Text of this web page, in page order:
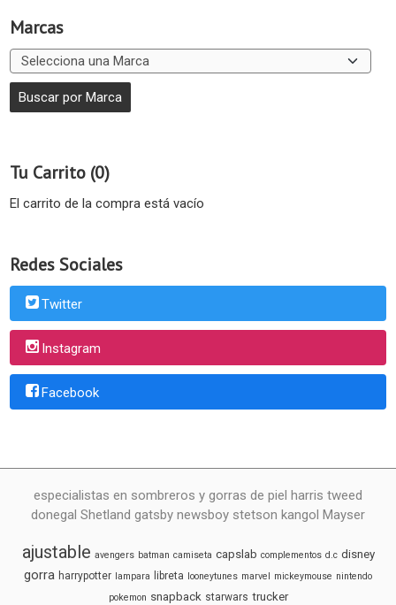
Marcas
Tu Carrito (0)
El carrito de la compra está vacío
Redes Sociales
Twitter
Instagram
Facebook
especialistas en sombreros y gorras de piel harris tweed
donegal Shetland gatsby newsboy stetson kangol Mayser
ajustable avengers batman camiseta capslab complementos d.c disney
gorra harrypotter lampara libreta looneytunes marvel mickeymouse nintendo
pokemon snapback starwars trucker